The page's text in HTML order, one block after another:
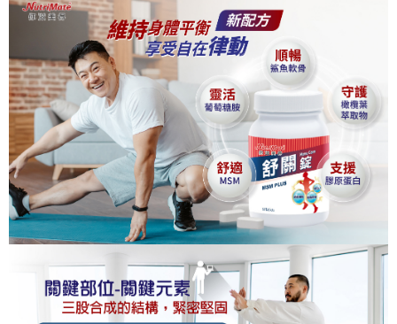
易，需依本服務之必要範圍內提供個人資料，並將交易相關給付款項請求債
權轉讓予恩沛科技股份有限公司。
２．關於個人資料處理事宜，請瀏覽以下網址：
https://aftee.tw/terms/#terms3
３．未成年的使用者請事先徵得法定代理人或監護人之同意方可使用
「AFTEE先享後付」，若未經同意申辦者引起之損失，本公司不負相關責
任。
４．使用「AFTEE先享後付」時，將依據個別帳號之用戶狀況，依本公司即
時審查核予不同之上限額度；若仍有額度不足之情形，本公司將視審查結果
請求用戶進行身份認證。
５．嚴禁一人註冊多個帳號或使用他人資訊註冊。若發現惡意使用之情形，
恩沛科技股份有限公司將有權停止該用戶之使用額度並採取法律行動。
7-11取貨付款
每筆NT$60，滿NT$699(含以上)免運費
付款後7-11取貨
每筆NT$60，滿NT$699(含以上)免運費
每筆NT$120，滿NT$1,000(含以上)免運費
宅配-離島
每筆NT$120，滿NT$1,000(含以上)免運費